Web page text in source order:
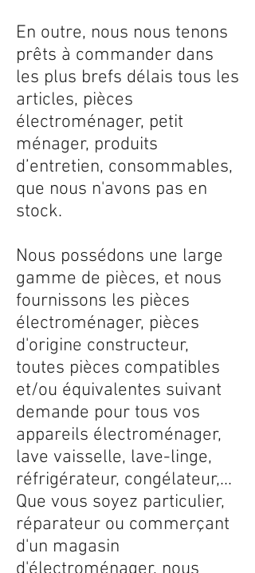
En outre, nous nous tenons
prêts à commander dans
les plus brefs délais tous les
articles, pièces
électroménager, petit
ménager, produits
d’entretien, consommables,
que nous n'avons pas en
stock.
Nous possédons une large
gamme de pièces, et nous
fournissons les pièces
électroménager, pièces
d'origine constructeur,
toutes pièces compatibles
et/ou équivalentes suivant
demande pour tous vos
appareils électroménager,
lave vaisselle, lave-linge,
réfrigérateur, congélateur,...
Que vous soyez particulier,
réparateur ou commerçant
d'un magasin